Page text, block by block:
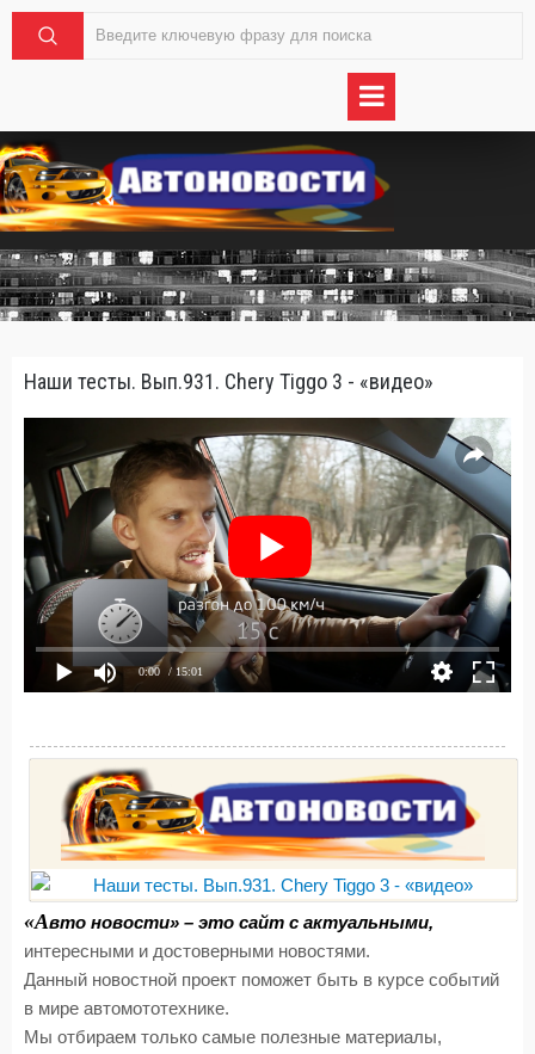
Наши тесты. Вып.931. Chery Tiggo 3 - «видео»
0:00 / 15:01
«Авто новости» – это сайт с актуальными,
интересными и достоверными новостями.
Данный новостной проект поможет быть в курсе событий
в мире автомототехнике.
Мы отбираем только самые полезные материалы,